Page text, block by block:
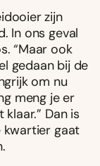
zijn
In ons geval
“Maar ook
gedaan bij de
om nu
meng je er
Dan is
kwartier gaat